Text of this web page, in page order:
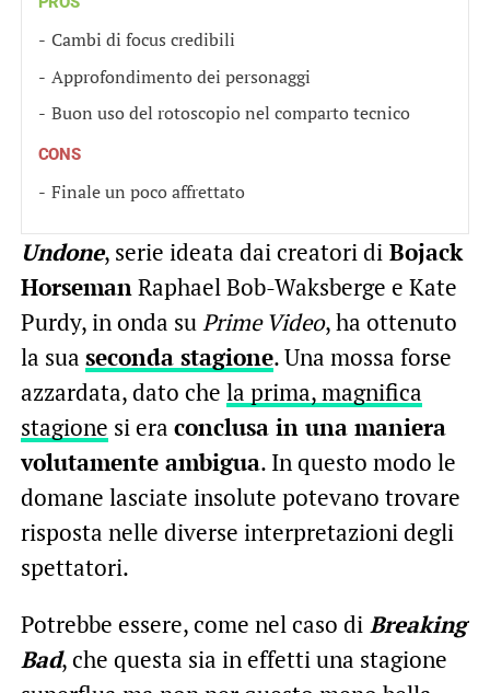
Cambi di focus credibili
Approfondimento dei personaggi
Buon uso del rotoscopio nel comparto tecnico
CONS
Finale un poco affrettato
Undone, serie ideata dai creatori diBojack
HorsemanRaphael Bob-Waksberge e Kate
Purdy, in onda suPrime Video, ha ottenuto
la sua seconda stagione. Una mossa forse
azzardata, dato che la prima, magnifica
stagione si era conclusa in una maniera
volutamente ambigua. In questo modo le
domane lasciate insolute potevano trovare
risposta nelle diverse interpretazioni degli
spettatori.
Potrebbe essere, come nel caso diBreaking
Bad, che questa sia in effetti una stagione